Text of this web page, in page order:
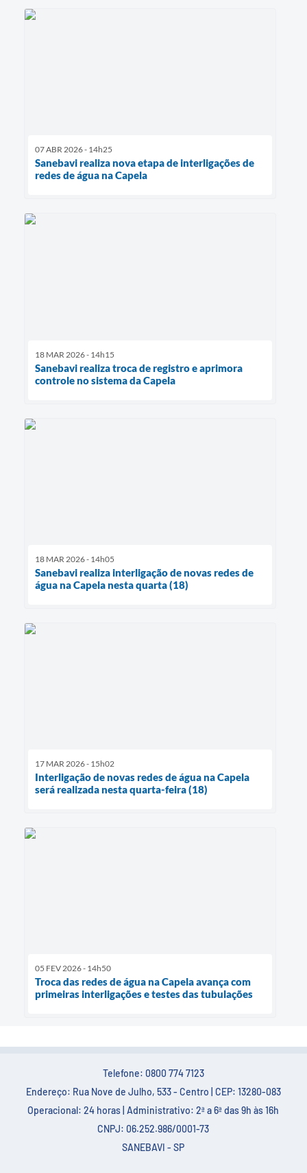
07 ABR 2026 - 14h25
Sanebavi realiza nova etapa de interligações de
redes de água na Capela
18 MAR 2026 - 14h15
Sanebavi realiza troca de registro e aprimora
controle no sistema da Capela
18 MAR 2026 - 14h05
Sanebavi realiza interligação de novas redes de
água na Capela nesta quarta (18)
17 MAR 2026 - 15h02
Interligação de novas redes de água na Capela
será realizada nesta quarta-feira (18)
05 FEV 2026 - 14h50
Troca das redes de água na Capela avança com
primeiras interligações e testes das tubulações
Telefone: 0800 774 7123
Endereço: Rua Nove de Julho, 533 - Centro | CEP: 13280-083
Operacional: 24 horas | Administrativo: 2ª a 6ª das 9h às 16h
CNPJ: 06.252.986/0001-73
SANEBAVI - SP